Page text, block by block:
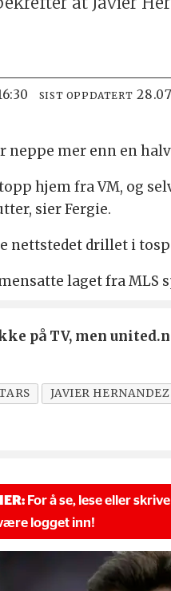
SIST OPPDATERT
neppe mer enn en
hjem fra VM, og
sier Fergie.
nettstedet drillet i
laget fra MLS
på TV, men
JAVIER HERNANDEZ
For å se, lese eller
logget inn!